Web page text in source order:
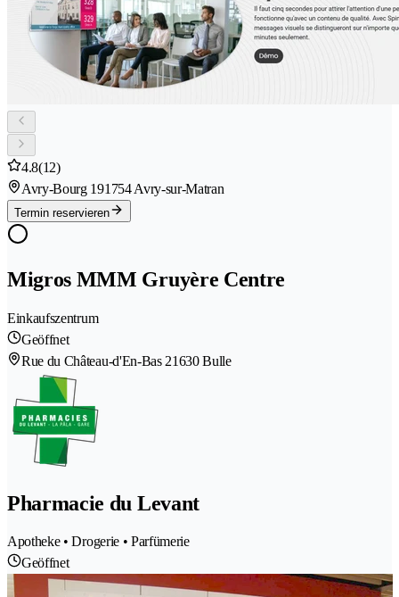
4.8(12)
Avry-Bourg 191754 Avry-sur-Matran
Termin reservieren
Migros MMM Gruyère Centre
Einkaufszentrum
Geöffnet
Rue du Château-d'En-Bas 21630 Bulle
Pharmacie du Levant
Apotheke • Drogerie • Parfümerie
Geöffnet